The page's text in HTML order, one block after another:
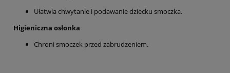
Ułatwia chwytanie i podawanie dziecku smoczka.
Higieniczna osłonka
Chroni smoczek przed zabrudzeniem.